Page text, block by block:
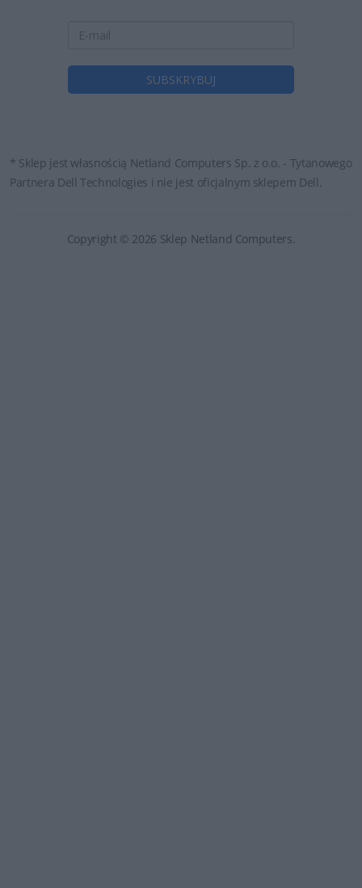
* Sklep jest własnością Netland Computers Sp. z o.o. - Tytanowego
Partnera Dell Technologies i nie jest oficjalnym sklepem Dell.
Copyright © 2026 Sklep Netland Computers.